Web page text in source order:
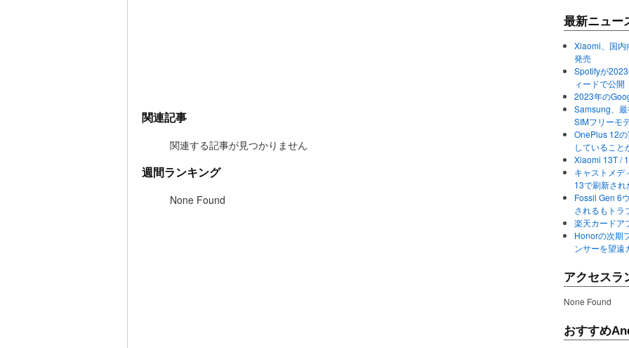
関連記事
関連する記事が見つかりません
週間ランキング
None Found
最新ニュー
Xiaomi、国内
発売
Spotifyが
ィードで公開
2023年の
Samsung、
SIMフリーモ
OnePlus 12
していること
Xiaomi 13T /
キャストメデ
13で刷新さ
Fossil Gen 6
されるもトラ
楽天カードア
Honorの次期
ンサーを望遠
アクセスラ
None Found
おすすめ